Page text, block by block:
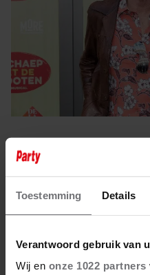
Toestemming Details
Verantwoord gebruik van
Wij en onze 1022 partners
14 oktober 2024
ZÓ WORDEN